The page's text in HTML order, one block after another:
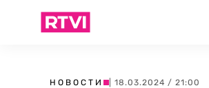
НОВОСТИ | 18.03.2024 / 21:00